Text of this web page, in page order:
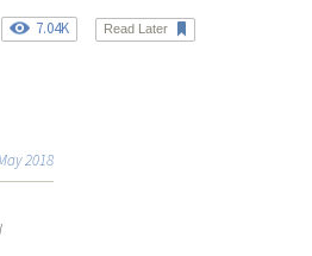
7.04K Read Later
2018